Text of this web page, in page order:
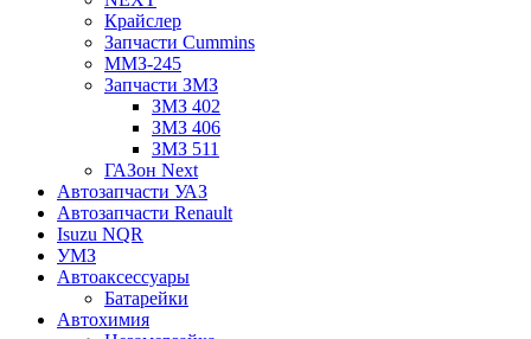
Крайслер
Запчасти Cummins
ММЗ-245
Запчасти ЗМЗ
ЗМЗ 402
ЗМЗ 406
ЗМЗ 511
ГАЗон Next
Автозапчасти УАЗ
Автозапчасти Renault
Isuzu NQR
УМЗ
Автоаксессуары
Батарейки
Автохимия